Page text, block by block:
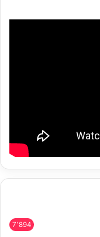
7٬894